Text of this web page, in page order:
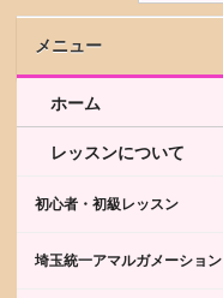
メニュー
ホーム
レッスンについて
初心者・初級レッスン
埼玉統一アマルガメーション